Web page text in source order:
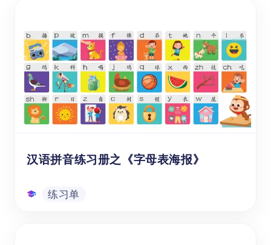
唐僧师徒四人行至五庄观，据说观内有一棵人
参果树，三千年开花，三千年结果，三千年成
熟，食之可长生不老。孙悟空因为口渴和嘴馋
偷吃了人参果，被观里的童子责备后，一怒之
下将果树连根拔起。镇元子回来后非常生气，
以唐僧威胁孙悟空救活人参果树。孙悟空是否
视频
汉语拼音练习册之《字母表海报》
练习单